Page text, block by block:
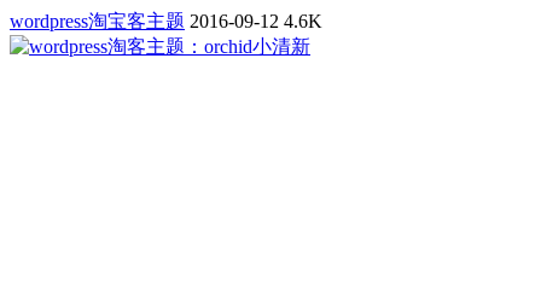
wordpress淘宝客主题 2016-09-12 4.6K